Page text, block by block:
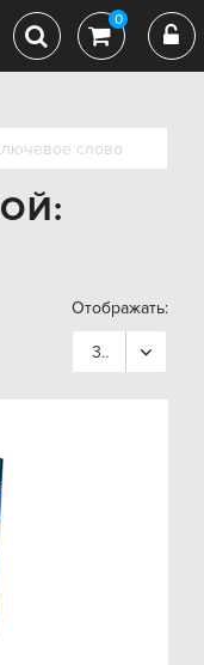
0
Отображать:
36